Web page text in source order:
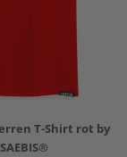
T-Shirt rot by
SAEBIS®